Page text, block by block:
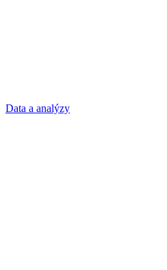
Data a analýzy